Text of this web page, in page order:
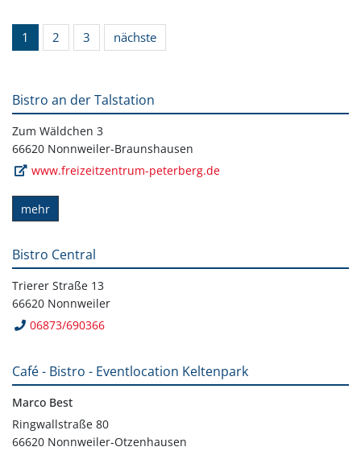
1 2 3 nächste
Bistro an der Talstation
Zum Wäldchen 3
66620 Nonnweiler-Braunshausen
www.freizeitzentrum-peterberg.de
mehr
Bistro Central
Trierer Straße 13
66620 Nonnweiler
06873/690366
Café - Bistro - Eventlocation Keltenpark
Marco Best
Ringwallstraße 80
66620 Nonnweiler-Otzenhausen